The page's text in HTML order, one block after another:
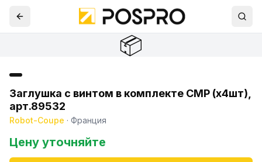
📦
Заглушка с винтом в комплекте CMP (x4шт),
арт.89532
Robot-Coupe · Франция
Цену уточняйте